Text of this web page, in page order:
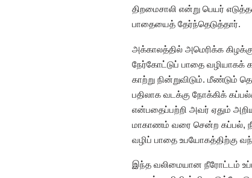
திறமைசாலி என்று பெயர்
பாதையைத் தேர்ந்தெடுத்தார்.
அக்காலத்தில் அமெரிக்க
நேர்கோட்டுப் பாதை வழியாகக்
காற்று நின்றுவிடும்.
பதிலாக வடக்கு நோக்கிக்
என்பதைப்பற்றி அவர் ஏதும்
மாகாணம் வரை சென்ற கப்பல்,
வழிப் பாதை உபயோகத்திற்கு
இந்த வலிமையான நீரோட்டம்